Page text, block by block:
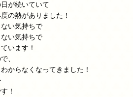
が続いていて
の熱がありました！
い気持ちで
い気持ちで
います！
、
からなくなってきました！
！